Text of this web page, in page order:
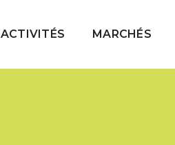
ACTIVITÉS MARCHÉS